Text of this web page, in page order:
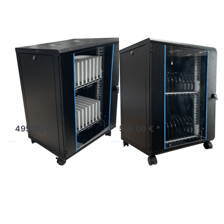
Schwarzer
Tablet-
Rollwagen für
20 Geräte
Sichere Aufbewahrung für
20 IT-Geräte
495,00 € *
Schwarzer
Tablet-
Rollwagen für 24
Geräte
Sichere Aufbewahrung für
24 IT-Geräte
515,00 € *
Drücken Sie
Drücken
Sie ENTER